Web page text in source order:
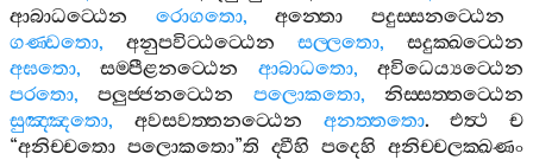
ආබාධට‍්ඨෙන
රොගතො, අන‍්තො
පදුස‍්සනට‍්ඨෙන
ගණ‍්ඩතො, අනුපවිට‍්ඨට‍්ඨෙන සල‍්ලතො,
සදුක‍්ඛට‍්ඨෙන
අඝතො, සම‍්පීළනට‍්ඨෙන ආබාධතො,
අවිධෙය්‍යට‍්ඨෙන
පරතො, පලුජ‍්ජනට‍්ඨෙන පලොකතො,
නිස‍්සත‍්තට‍්ඨෙන
සුඤ‍්ඤතො, අවසවත‍්තනට‍්ඨෙන අනත‍්තතො.එත්‍ථ
ච
“අනිච‍්චතො පලොකතො”ති ද‍්වීහි පදෙහි අනිච‍්චලක‍්ඛණං